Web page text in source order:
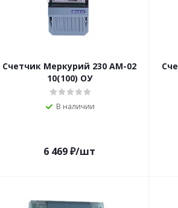
Счетчик Меркурий 230 АМ-02
10(100) ОУ
В наличии
6 469₽/шт